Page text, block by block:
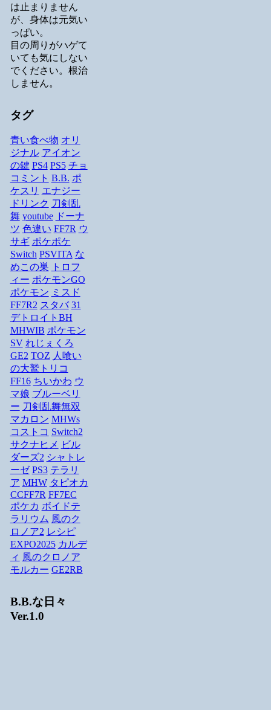
は止まりません
が、身体は元気い
っぱい。
目の周りがハゲて
いても気にしない
でください。根治
しません。
タグ
青い食べ物 オリ
ジナル アイオン
の鍵 PS4 PS5 チョ
コミント B.B. ポ
ケスリ エナジー
ドリンク 刀剣乱
舞 youtube
ドーナ
ツ 色違い FF7R ウ
サギ ポケポケ
Switch PSVITA な
めこの巣
トロフ
ィー ポケモンGO
ポケモン ミスド
FF7R2 スタバ 31
デトロイトBH
MHWIB ポケモン
SV れじぇくろ
GE2 TOZ 人喰い
の大鷲トリコ
FF16 ちいかわ ウ
マ娘 ブルーベリ
ー 刀剣乱舞無双
マカロン MHWs
コストコ Switch2
サクナヒメ ビル
ダーズ2 シャトレ
ーゼ PS3 テラリ
ア MHW タピオカ
CCFF7R FF7EC
ポケカ ボイドテ
ラリウム 風のク
ロノア2 レシピ
EXPO2025 カルデ
ィ 風のクロノア
モルカー GE2RB
B.B.な日々
Ver.1.0